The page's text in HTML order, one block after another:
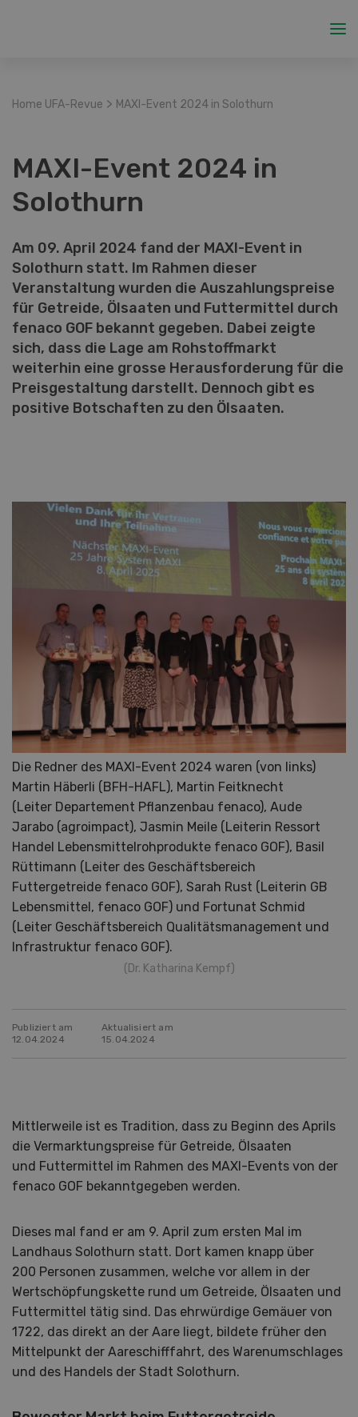
Home UFA-Revue > MAXI-Event 2024 in Solothurn
MAXI-Event 2024 in
Solothurn
Am 09. April 2024 fand der MAXI-Event in
Solothurn statt. Im Rahmen dieser
Veranstaltung wurden die Auszahlungspreise
für Getreide, Ölsaaten und Futtermittel durch
fenaco GOF bekannt gegeben. Dabei zeigte
sich, dass die Lage am Rohstoffmarkt
weiterhin eine grosse Herausforderung für die
Preisgestaltung darstellt. Dennoch gibt es
positive Botschaften zu den Ölsaaten.
Die Redner des MAXI-Event 2024 waren (von links)
Martin Häberli (BFH-HAFL), Martin Feitknecht
(Leiter Departement Pflanzenbau fenaco), Aude
Jarabo (agroimpact), Jasmin Meile (Leiterin Ressort
Handel Lebensmittelrohprodukte fenaco GOF), Basil
Rüttimann (Leiter des Geschäftsbereich
Futtergetreide fenaco GOF), Sarah Rust (Leiterin GB
Lebensmittel, fenaco GOF) und Fortunat Schmid
(Leiter Geschäftsbereich Qualitätsmanagement und
Infrastruktur fenaco GOF).
(Dr. Katharina Kempf)
Publiziert am
12.04.2024
Aktualisiert am
15.04.2024
Mittlerweile ist es Tradition, dass zu Beginn des Aprils
die Vermarktungspreise für Getreide, Ölsaaten
und Futtermittel im Rahmen des MAXI-Events von der
fenaco GOF bekanntgegeben werden.
Dieses mal fand er am 9. April zum ersten Mal im
Landhaus Solothurn statt. Dort kamen knapp über
200 Personen zusammen, welche vor allem in der
Wertschöpfungskette rund um Getreide, Ölsaaten und
Futtermittel tätig sind. Das ehrwürdige Gemäuer von
1722, das direkt an der Aare liegt, bildete früher den
Mittelpunkt der Aareschifffahrt, des Warenumschlages
und des Handels der Stadt Solothurn.